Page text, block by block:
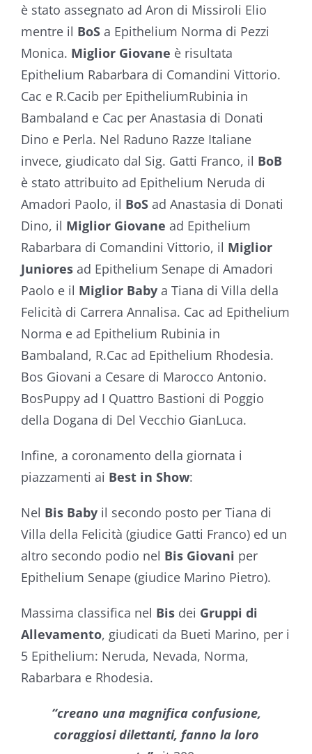
è stato assegnato ad Aron di Missiroli Elio
mentre il BoS a Epithelium Norma di Pezzi
Monica. Miglior Giovane è risultata
Epithelium Rabarbara di Comandini Vittorio.
Cac e R.Cacib per EpitheliumRubinia in
Bambaland e Cac per Anastasia di Donati
Dino e Perla. Nel Raduno Razze Italiane
invece, giudicato dal Sig. Gatti Franco, il BoB
è stato attribuito ad Epithelium Neruda di
Amadori Paolo, il BoS ad Anastasia di Donati
Dino, il Miglior Giovane ad Epithelium
Rabarbara di Comandini Vittorio, il Miglior
Juniores ad Epithelium Senape di Amadori
Paolo e il Miglior Baby a Tiana di Villa della
Felicità di Carrera Annalisa. Cac ad Epithelium
Norma e ad Epithelium Rubinia in
Bambaland, R.Cac ad Epithelium Rhodesia.
Bos Giovani a Cesare di Marocco Antonio.
BosPuppy ad I Quattro Bastioni di Poggio
della Dogana di Del Vecchio GianLuca.
Infine, a coronamento della giornata i
piazzamenti ai Best in Show:
Nel Bis Baby il secondo posto per Tiana di
Villa della Felicità (giudice Gatti Franco) ed un
altro secondo podio nel Bis Giovani per
Epithelium Senape (giudice Marino Pietro).
Massima classifica nel Bis dei Gruppi di
Allevamento, giudicati da Bueti Marino, per i
5 Epithelium: Neruda, Nevada, Norma,
Rabarbara e Rhodesia.
“creano una magnifica confusione,
coraggiosi dilettanti, fanno la loro